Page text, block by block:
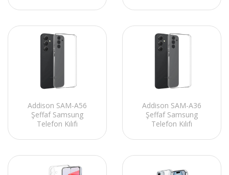
Addison SAM-A56
Şeffaf Samsung
Telefon Kılıfı
Addison SAM-A36
Şeffaf Samsung
Telefon Kılıfı